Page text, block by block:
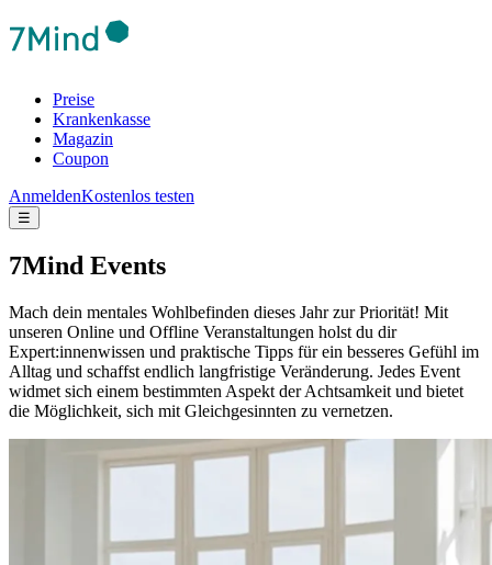
Preise
Krankenkasse
Magazin
Coupon
AnmeldenKostenlos testen
☰
7Mind Events
Mach dein mentales Wohlbefinden dieses Jahr zur Priorität! Mit
unseren Online und Offline Veranstaltungen holst du dir
Expert:innenwissen und praktische Tipps für ein besseres Gefühl im
Alltag und schaffst endlich langfristige Veränderung. Jedes Event
widmet sich einem bestimmten Aspekt der Achtsamkeit und bietet
die Möglichkeit, sich mit Gleichgesinnten zu vernetzen.